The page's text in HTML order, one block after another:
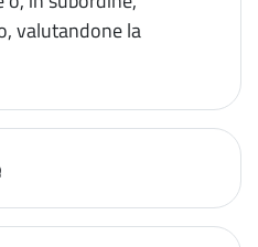
valutandone la